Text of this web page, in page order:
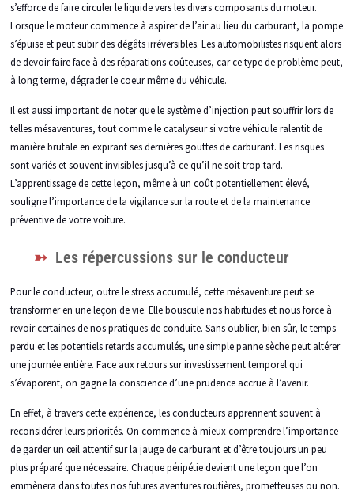
s’efforce de faire circuler le liquide vers les divers composants du moteur.
Lorsque le moteur commence à aspirer de l’air au lieu du carburant, la pompe
s’épuise et peut subir des dégâts irréversibles. Les automobilistes risquent alors
de devoir faire face à des réparations coûteuses, car ce type de problème peut,
à long terme, dégrader le coeur même du véhicule.
Il est aussi important de noter que le système d’injection peut souffrir lors de
telles mésaventures, tout comme le catalyseur si votre véhicule ralentit de
manière brutale en expirant ses dernières gouttes de carburant. Les risques
sont variés et souvent invisibles jusqu’à ce qu’il ne soit trop tard.
L’apprentissage de cette leçon, même à un coût potentiellement élevé,
souligne l’importance de la vigilance sur la route et de la maintenance
préventive de votre voiture.
Les répercussions sur le conducteur
Pour le conducteur, outre le stress accumulé, cette mésaventure peut se
transformer en une leçon de vie. Elle bouscule nos habitudes et nous force à
revoir certaines de nos pratiques de conduite. Sans oublier, bien sûr, le temps
perdu et les potentiels retards accumulés, une simple panne sèche peut altérer
une journée entière. Face aux retours sur investissement temporel qui
s’évaporent, on gagne la conscience d’une prudence accrue à l’avenir.
En effet, à travers cette expérience, les conducteurs apprennent souvent à
reconsidérer leurs priorités. On commence à mieux comprendre l’importance
de garder un œil attentif sur la jauge de carburant et d’être toujours un peu
plus préparé que nécessaire. Chaque péripétie devient une leçon que l’on
emmènera dans toutes nos futures aventures routières, prometteuses ou non.